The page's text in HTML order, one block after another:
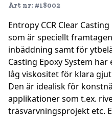
Art nr: #18002
Entropy CCR Clear
som är speciellt
inbäddning samt för
Casting Epoxy System
låg viskositet för klara
Den är idealisk för
applikationer som t.ex.
träsvarvningsprojekt etc.